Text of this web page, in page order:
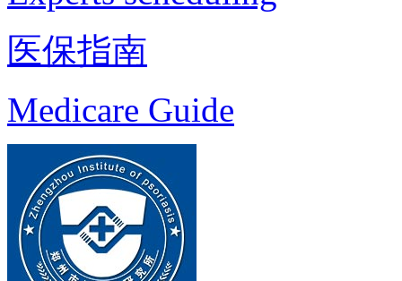
医保指南
Medicare Guide